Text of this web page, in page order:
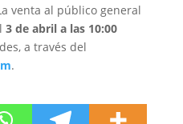
venta al público general
3 de abril a las 10:00
a través del
.